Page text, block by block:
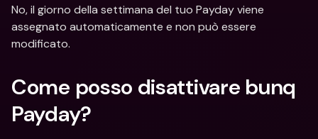
No, il giorno della settimana del tuo Payday viene
assegnato automaticamente e non può essere
modificato.
Come posso disattivare bunq
Payday?